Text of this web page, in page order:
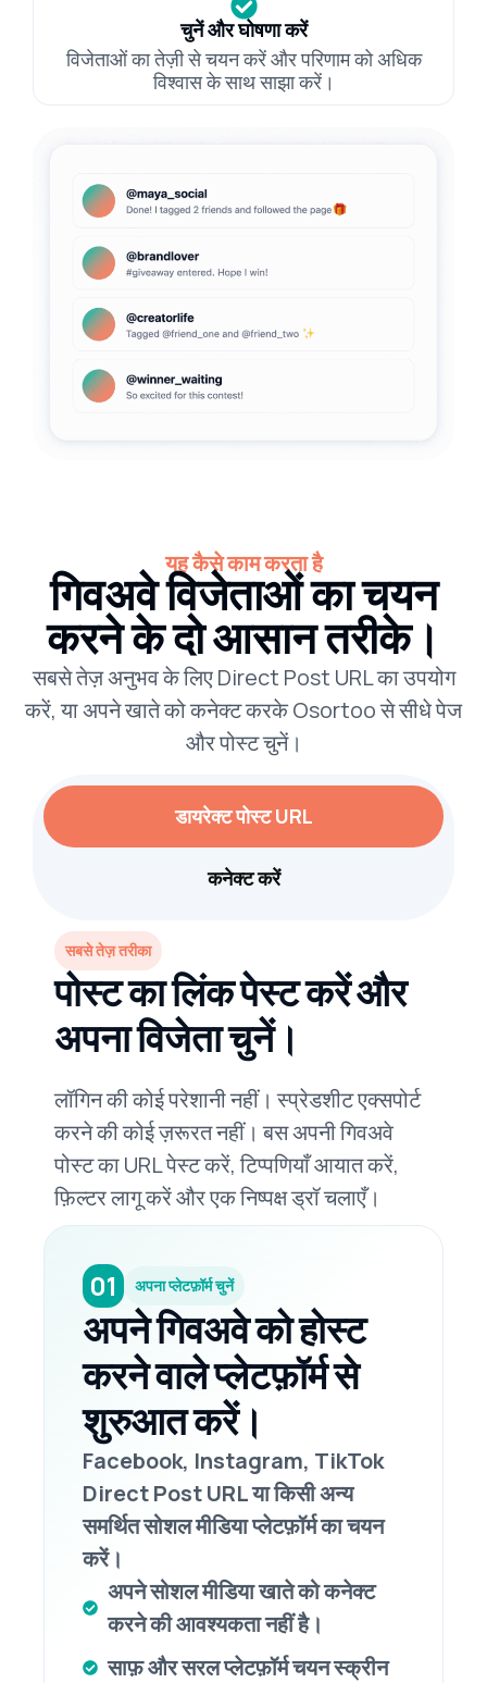
चुनें और घोषणा करें
विजेताओं का तेज़ी से चयन करें और परिणाम को अधिक
विश्वास के साथ साझा करें।
यह कैसे काम करता है
गिवअवे विजेताओं का चयन
करने के दो आसान तरीके।
सबसे तेज़ अनुभव के लिए Direct Post URL का उपयोग
करें, या अपने खाते को कनेक्ट करके Osortoo से सीधे पेज
और पोस्ट चुनें।
डायरेक्ट पोस्ट URL
कनेक्ट करें
सबसे तेज़ तरीका
पोस्ट का लिंक पेस्ट करें और
अपना विजेता चुनें।
लॉगिन की कोई परेशानी नहीं। स्प्रेडशीट एक्सपोर्ट
करने की कोई ज़रूरत नहीं। बस अपनी गिवअवे
पोस्ट का URL पेस्ट करें, टिप्पणियाँ आयात करें,
फ़िल्टर लागू करें और एक निष्पक्ष ड्रॉ चलाएँ।
01 अपना प्लेटफ़ॉर्म चुनें
अपने गिवअवे को होस्ट
करने वाले प्लेटफ़ॉर्म से
शुरुआत करें।
Facebook, Instagram, TikTok
Direct Post URL या किसी अन्य
समर्थित सोशल मीडिया प्लेटफ़ॉर्म का चयन
करें।
अपने सोशल मीडिया खाते को कनेक्ट
करने की आवश्यकता नहीं है।
साफ़ और सरल प्लेटफ़ॉर्म चयन स्क्रीन